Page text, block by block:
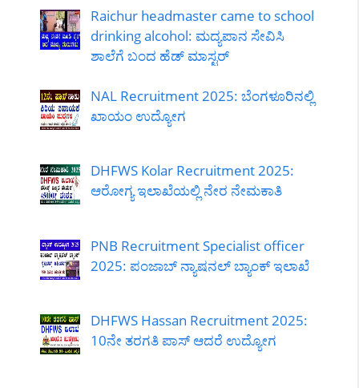
Raichur headmaster came to school
drinking alcohol: ಮದ್ಯಪಾನ ಸೇವಿಸಿ
ಶಾಲೆಗೆ ಬಂದ ಹೆಡ್ ಮಾಸ್ಟರ್
NAL Recruitment 2025: ಬೆಂಗಳೂರಿನಲ್ಲಿ
ಖಾಯಂ ಉದ್ಯೋಗ
DHFWS Kolar Recruitment 2025:
ಆರೋಗ್ಯ ಇಲಾಖೆಯಲ್ಲಿ ನೇರ ನೇಮಕಾತಿ
PNB Recruitment Specialist officer
2025: ಪಂಜಾಬ್ ನ್ಯಾಷನಲ್ ಬ್ಯಾಂಕ್ ಇಲಾಖೆ
DHFWS Hassan Recruitment 2025:
10ನೇ ತರಗತಿ ಪಾಸ್ ಆದರೆ ಉದ್ಯೋಗ